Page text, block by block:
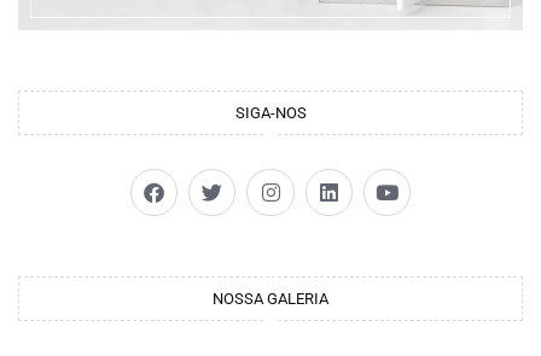
SIGA-NOS
NOSSA GALERIA